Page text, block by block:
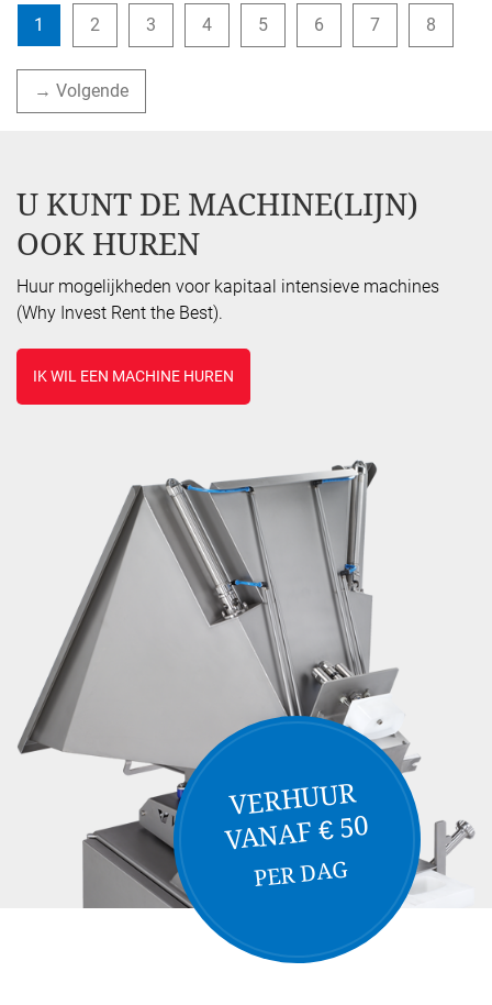
1 2 3 4 5 6 7 8
→ Volgende
VERHUUR
VANAF € 50
PER DAG
U KUNT DE MACHINE(LIJN)
OOK HUREN
Huur mogelijkheden voor kapitaal intensieve machines
(Why Invest Rent the Best).
IK WIL EEN MACHINE HUREN